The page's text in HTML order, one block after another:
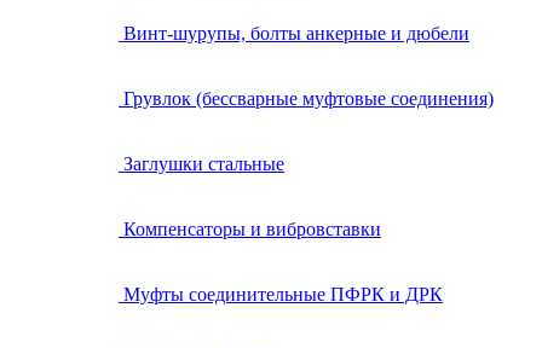
Винт-шурупы, болты анкерные и дюбели
Грувлок (бессварные муфтовые соединения)
Заглушки стальные
Компенсаторы и вибровставки
Муфты соединительные ПФРК и ДРК